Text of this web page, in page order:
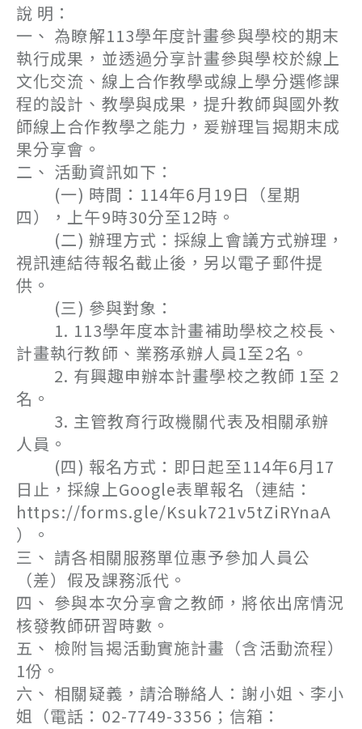
說 明：
一、 為瞭解113學年度計畫參與學校的期末
執行成果，並透過分享計畫參與學校於線上
文化交流、線上合作教學或線上學分選修課
程的設計、教學與成果，提升教師與國外教
師線上合作教學之能力，爰辦理旨揭期末成
果分享會。
二、 活動資訊如下：
(一) 時間：114年6月19日（星期
四），上午9時30分至12時。
(二) 辦理方式：採線上會議方式辦理，
視訊連結待報名截止後，另以電子郵件提
供。
(三) 參與對象：
1. 113學年度本計畫補助學校之校長、
計畫執行教師、業務承辦人員1至2名。
2. 有興趣申辦本計畫學校之教師 1至 2
名。
3. 主管教育行政機關代表及相關承辦
人員。
(四) 報名方式：即日起至114年6月17
日止，採線上Google表單報名（連結：
https://forms.gle/Ksuk721v5tZiRYnaA
）。
三、 請各相關服務單位惠予參加人員公
（差）假及課務派代。
四、 參與本次分享會之教師，將依出席情況
核發教師研習時數。
五、 檢附旨揭活動實施計畫（含活動流程）
1份。
六、 相關疑義，請洽聯絡人：謝小姐、李小
姐（電話：02-7749-3356；信箱：